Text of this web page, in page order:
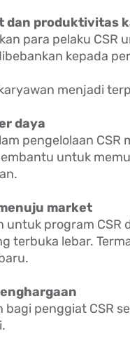
dan produktivitas
para pelaku CSR
kepada
menjadi
daya
pengelolaan
untuk
market
untuk program
terbuka lebar.
penggiat CSR